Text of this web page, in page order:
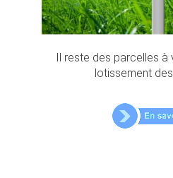
Il reste des parcelles à
lotissement